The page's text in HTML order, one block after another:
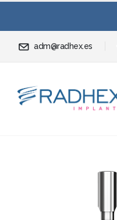
adm@radhex.es